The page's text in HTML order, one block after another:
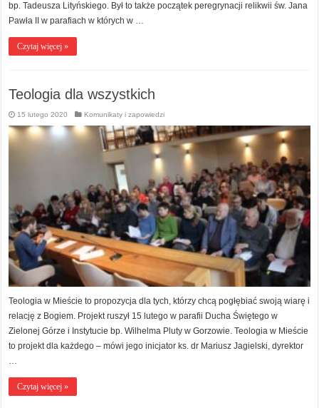
bp. Tadeusza Lityńskiego. Był to także początek peregrynacji relikwii św. Jana
Pawła II w parafiach w których w …
Czytaj więcej »
Teologia dla wszystkich
15 lutego 2020 Komunikaty i zapowiedzi
Teologia w Mieście to propozycja dla tych, którzy chcą pogłębiać swoją wiarę i
relację z Bogiem. Projekt ruszył 15 lutego w parafii Ducha Świętego w
Zielonej Górze i Instytucie bp. Wilhelma Pluty w Gorzowie. Teologia w Mieście
to projekt dla każdego – mówi jego inicjator ks. dr Mariusz Jagielski, dyrektor
Czytaj więcej »